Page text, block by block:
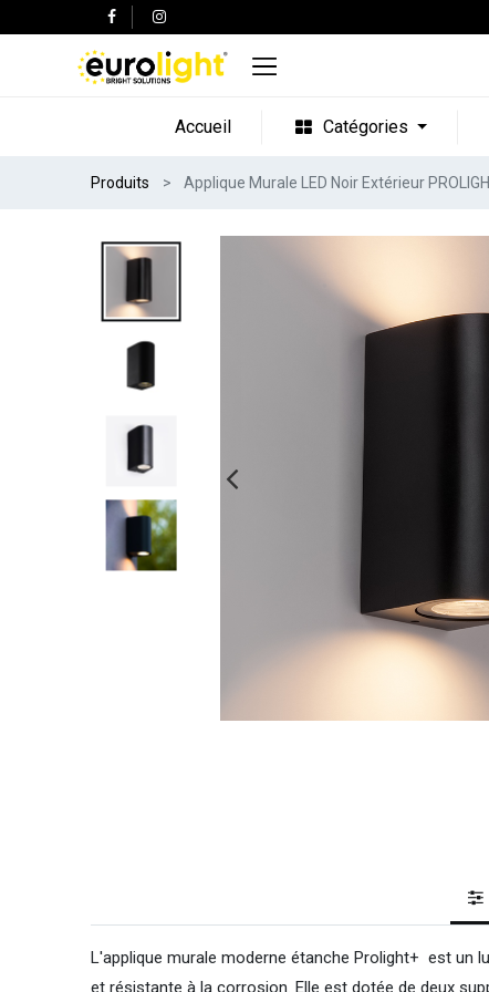
Accueil Catégories
Produits Applique Murale LED Noir Extérieur
L'applique murale moderne étanche Prolight+ est un
et résistante à la corrosion. Elle est dotée de deux